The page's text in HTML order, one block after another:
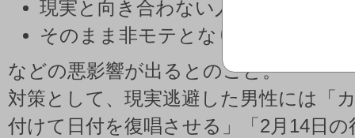
現実と向き合わない人間力の低い
そのまま非モテとなり、子作りに
などの悪影響が出るとのこと。
対策として、現実逃避した男性には「
付けて日付を復唱させる」「2月14日